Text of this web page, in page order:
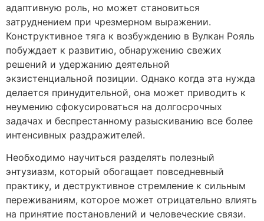
адаптивную роль, но может становиться
затруднением при чрезмерном выражении.
Конструктивное тяга к возбуждению в Вулкан Рояль
побуждает к развитию, обнаружению свежих
решений и удержанию деятельной
экзистенциальной позиции. Однако когда эта нужда
делается принудительной, она может приводить к
неумению сфокусироваться на долгосрочных
задачах и беспрестанному разыскиванию все более
интенсивных раздражителей.
Необходимо научиться разделять полезный
энтузиазм, который обогащает повседневный
практику, и деструктивное стремление к сильным
переживаниям, которое может отрицательно влиять
на принятие постановлений и человеческие связи.